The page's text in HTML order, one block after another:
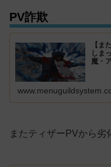
PV詐欺
【ま
しま
魔・
またティザーPVから劣